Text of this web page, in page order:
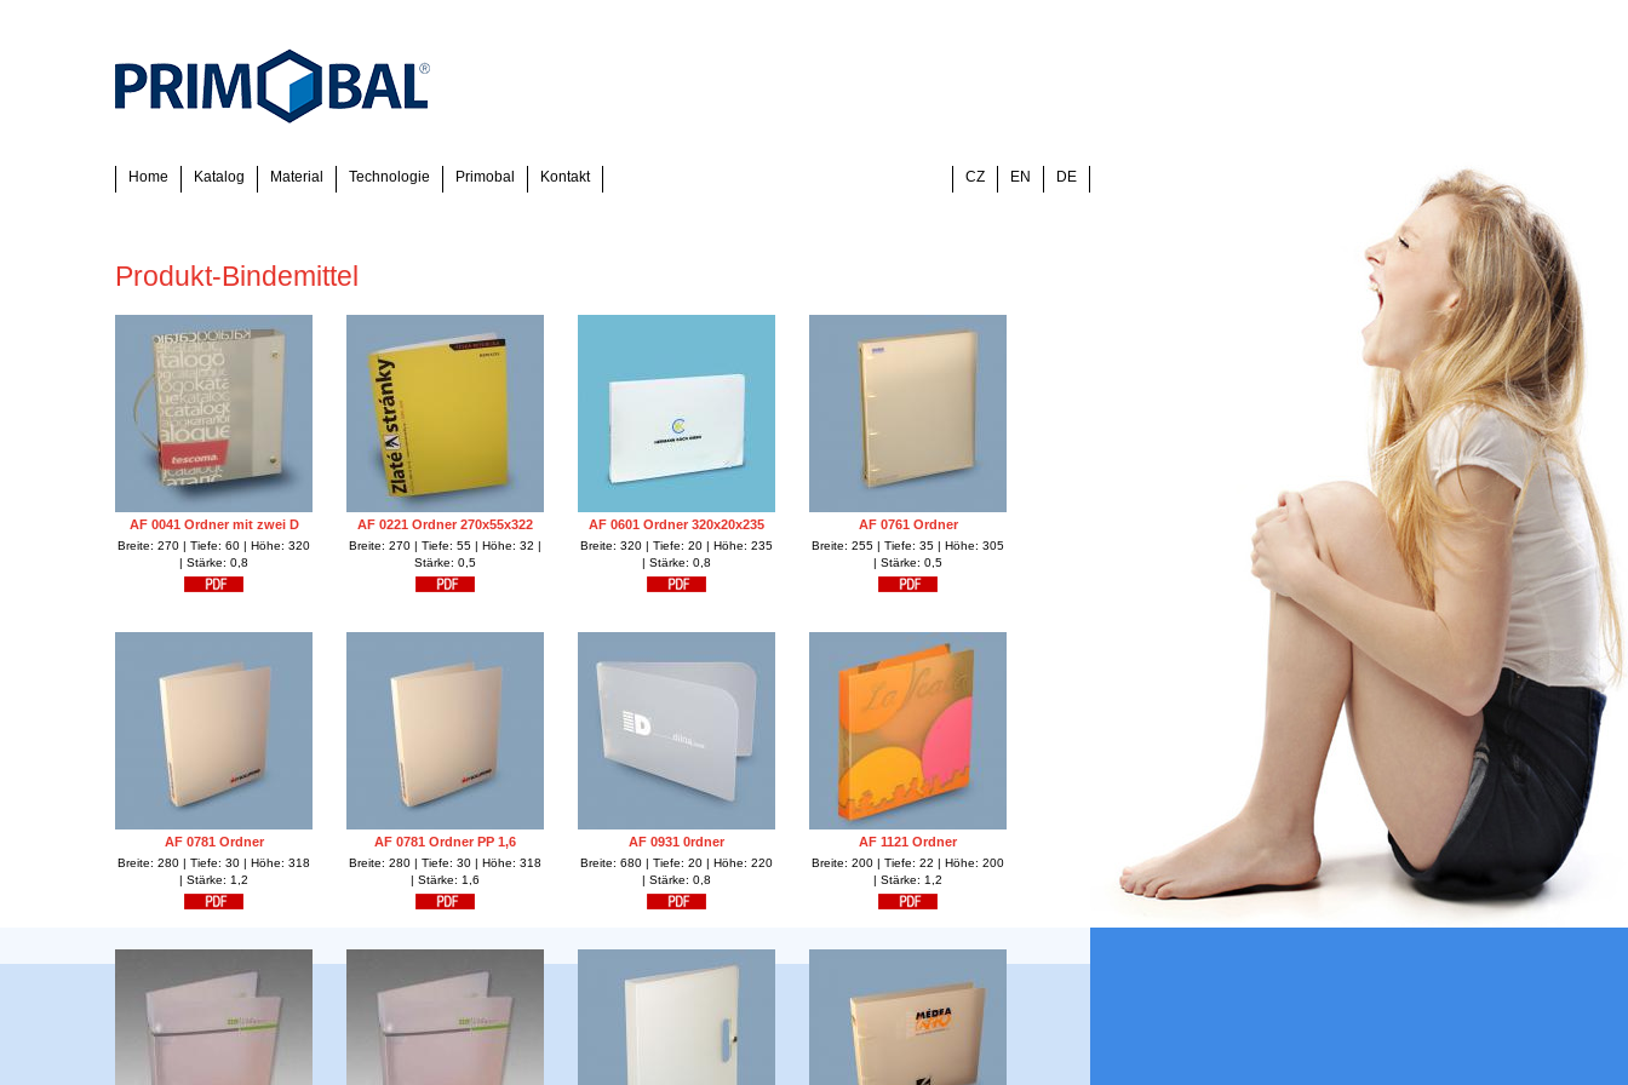
CZ EN DE
Home Katalog Material Technologie Primobal Kontakt
Produkt-Bindemittel
AF 0041 Ordner mit zwei D
Breite: 270 | Tiefe: 60 | Höhe: 320
| Stärke: 0,8
AF 0221 Ordner 270x55x322
Breite: 270 | Tiefe: 55 | Höhe: 32 |
Stärke: 0,5
AF 0601 Ordner 320x20x235
Breite: 320 | Tiefe: 20 | Höhe: 235
| Stärke: 0,8
AF 0761 Ordner
Breite: 255 | Tiefe: 35 | Höhe: 305
| Stärke: 0,5
AF 0781 Ordner
Breite: 280 | Tiefe: 30 | Höhe: 318
| Stärke: 1,2
AF 0781 Ordner PP 1,6
Breite: 280 | Tiefe: 30 | Höhe: 318
| Stärke: 1,6
AF 0931 0rdner
Breite: 680 | Tiefe: 20 | Höhe: 220
| Stärke: 0,8
AF 1121 Ordner
Breite: 200 | Tiefe: 22 | Höhe: 200
| Stärke: 1,2